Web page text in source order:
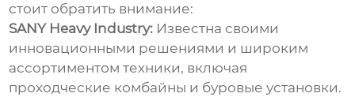
стоит обратить внимание:
SANY Heavy Industry: Известна своими
инновационными решениями и широким
ассортиментом техники, включая
проходческие комбайны и буровые установки.